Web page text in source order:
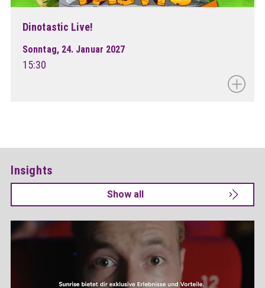
Dinotastic Live!
Sonntag, 24. Januar 2027
15:30
Insights
Show all